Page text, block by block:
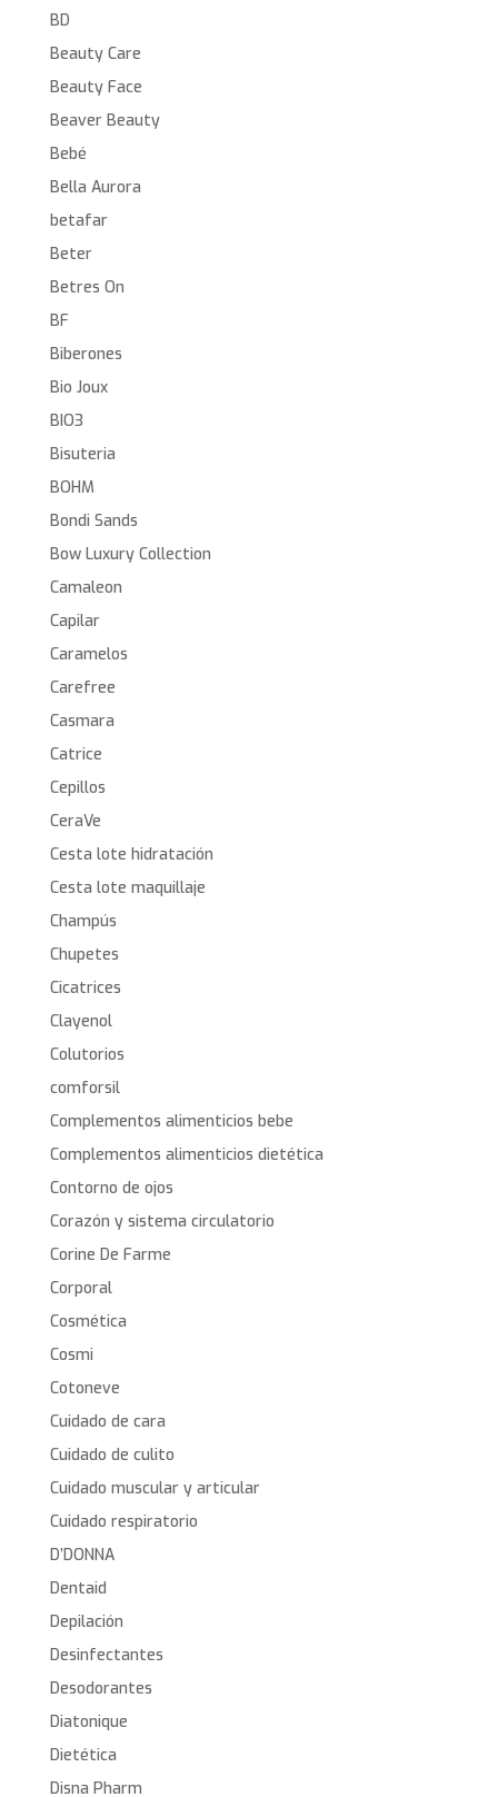
BD
Beauty Care
Beauty Face
Beaver Beauty
Bebé
Bella Aurora
betafar
Beter
Betres On
BF
Biberones
Bio Joux
BIO3
Bisuteria
BOHM
Bondi Sands
Bow Luxury Collection
Camaleon
Capilar
Caramelos
Carefree
Casmara
Catrice
Cepillos
CeraVe
Cesta lote hidratación
Cesta lote maquillaje
Champús
Chupetes
Cicatrices
Clayenol
Colutorios
comforsil
Complementos alimenticios bebe
Complementos alimenticios dietética
Contorno de ojos
Corazón y sistema circulatorio
Corine De Farme
Corporal
Cosmética
Cosmi
Cotoneve
Cuidado de cara
Cuidado de culito
Cuidado muscular y articular
Cuidado respiratorio
D’DONNA
Dentaid
Depilación
Desinfectantes
Desodorantes
Diatonique
Dietética
Disna Pharm